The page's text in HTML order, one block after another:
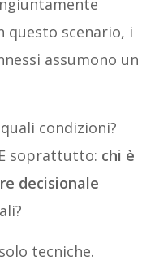
questo scenario, i
assumono un
condizioni?
soprattutto: chi è
decisionale
tecniche.